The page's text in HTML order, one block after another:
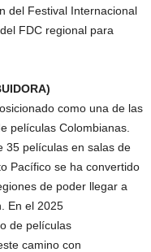
del Festival Internacional
FDC regional para
como una de las
películas Colombianas.
35 películas en salas de
Pacífico se ha convertido
de poder llegar a
En el 2025
de películas
camino con